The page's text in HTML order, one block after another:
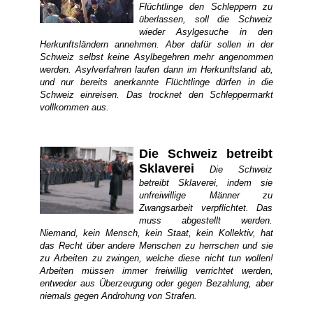
Flüchtlinge den Schleppern zu
überlassen, soll die Schweiz
wieder Asylgesuche in den
Herkunftsländern annehmen. Aber dafür sollen in der
Schweiz selbst keine Asylbegehren mehr angenommen
werden. Asylverfahren laufen dann im Herkunftsland ab,
und nur bereits anerkannte Flüchtlinge dürfen in die
Schweiz einreisen. Das trocknet den Schleppermarkt
vollkommen aus.
Die Schweiz betreibt
Sklaverei
Die Schweiz
betreibt Sklaverei, indem sie
unfreiwillige Männer zu
Zwangsarbeit verpflichtet. Das
muss abgestellt werden.
Niemand, kein Mensch, kein Staat, kein Kollektiv, hat
das Recht über andere Menschen zu herrschen und sie
zu Arbeiten zu zwingen, welche diese nicht tun wollen!
Arbeiten müssen immer freiwillig verrichtet werden,
entweder aus Überzeugung oder gegen Bezahlung, aber
niemals gegen Androhung von Strafen.